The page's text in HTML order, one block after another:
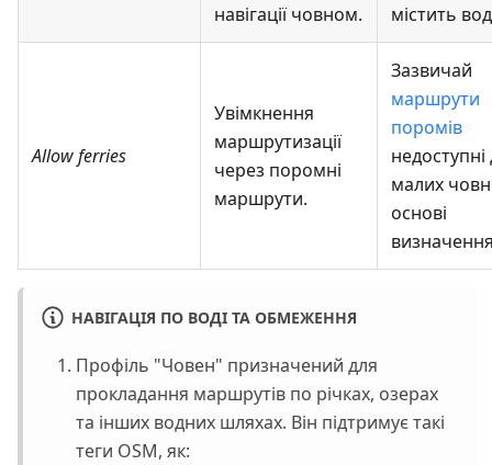
навігації човном.
містить
Allow ferries
Увімкнення
маршрутизації
через поромні
маршрути.
Зазвичай
маршрути
поромів
недоступні
малих
основі
НАВІГАЦІЯ ПО ВОДІ ТА ОБМЕЖЕННЯ
Профіль "Човен" призначений для
прокладання маршрутів по річках, озерах
та інших водних шляхах. Він підтримує такі
теги OSM, як: